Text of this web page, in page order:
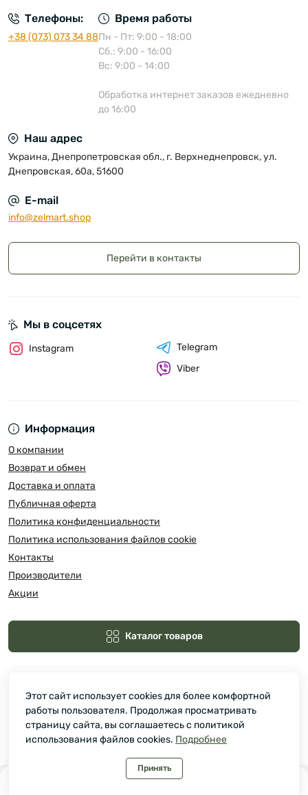
0
Телефоны:
+38 (073) 073 34 88
Время работы
Пн - Пт: 9:00 - 18:00
Сб.: 9:00 - 16:00
Вс: 9:00 - 14:00
Обработка интернет заказов ежедневно
до 16:00
Наш адрес
Украина, Днепропетровская обл., г. Верхнеднепровск, ул.
Днепровская, 60а, 51600
E-mail
info@zelmart.shop
Перейти в контакты
Информация
О компании
Возврат и обмен
Доставка и оплата
Публичная оферта
Политика конфиденциальности
Политика использования файлов cookie
Контакты
Производители
Акции
Каталог товаров
Мы в соцсетях
Instagram
Telegram
Viber
Зелмарт © 2026
Этот сайт использует cookies для более комфортной
работы пользователя. Продолжая просматривать
страницу сайта, вы соглашаетесь с политикой
использования файлов cookies. Подробнее
Принять